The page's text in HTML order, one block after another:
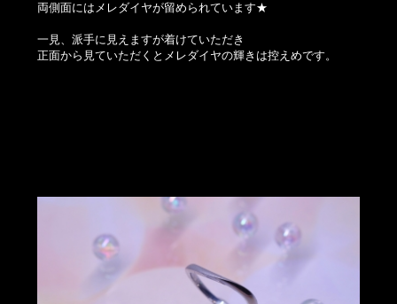
両側面にはメレダイヤが留められています★
一見、派手に見えますが着けていただき
正面から見ていただくとメレダイヤの輝きは控えめです。